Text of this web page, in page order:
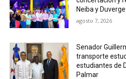
Neiba y Duverge
agosto 7, 2026
Senador
transporte
estudiantes de
Palmar